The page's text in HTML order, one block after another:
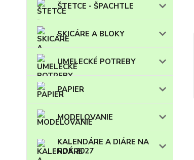
ŠTETCE - ŠPACHTLE
SKICÁRE A BLOKY
UMELECKÉ POTREBY
PAPIER
MODELOVANIE
KALENDÁRE A DIÁRE NA
ROK 2027